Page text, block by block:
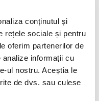
conținutul și
rețele sociale și pentru
oferim partenerilor de
analize informații cu
ul nostru. Aceștia le
de dvs. sau culese